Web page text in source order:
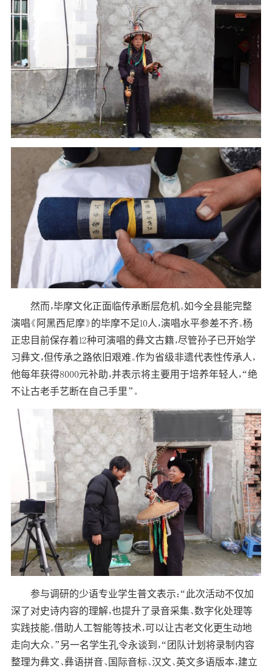
然而，毕摩文化正面临传承断层危机。如今全县能完整
演唱《阿黑西尼摩》的毕摩不足10人，演唱水平参差不齐。杨
正忠目前保存着12种可演唱的彝文古籍，尽管孙子已开始学
习彝文，但传承之路依旧艰难。作为省级非遗代表性传承人，
他每年获得8000元补助，并表示将主要用于培养年轻人，“绝
不让古老手艺断在自己手里”。
参与调研的少语专业学生普文表示：“此次活动不仅加
深了对史诗内容的理解，也提升了录音采集、数字化处理等
实践技能。借助人工智能等技术，可以让古老文化更生动地
走向大众。”另一名学生孔令永谈到，“团队计划将录制内容
整理为彝文、彝语拼音、国际音标、汉文、英文多语版本，建立